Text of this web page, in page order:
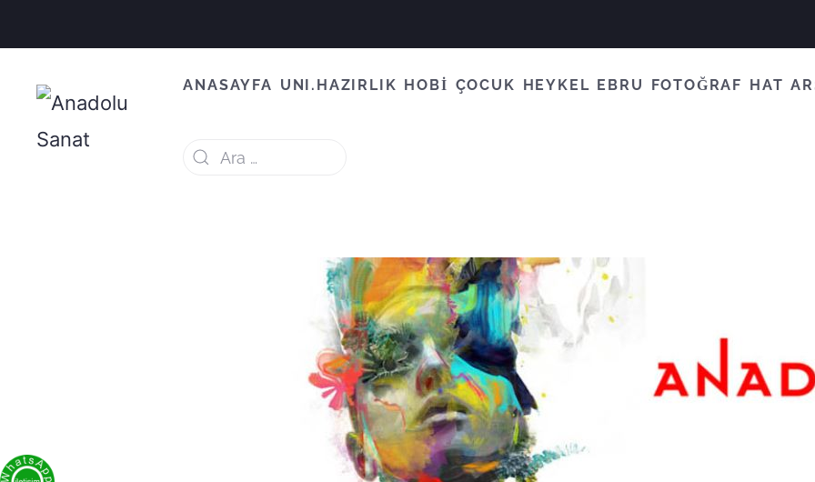
ANASAYFA UNI.HAZIRLIK HOBİ ÇOCUK HEYKEL EBRU FOTOĞRAF HAT